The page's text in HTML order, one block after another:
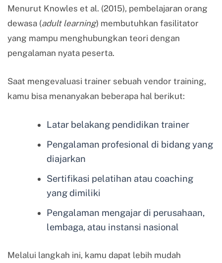
Menurut Knowles et al. (2015), pembelajaran orang
dewasa (adult learning) membutuhkan fasilitator
yang mampu menghubungkan teori dengan
pengalaman nyata peserta.
Saat mengevaluasi trainer sebuah vendor training,
kamu bisa menanyakan beberapa hal berikut:
Latar belakang pendidikan trainer
Pengalaman profesional di bidang yang
diajarkan
Sertifikasi pelatihan atau coaching
yang dimiliki
Pengalaman mengajar di perusahaan,
lembaga, atau instansi nasional
Melalui langkah ini, kamu dapat lebih mudah